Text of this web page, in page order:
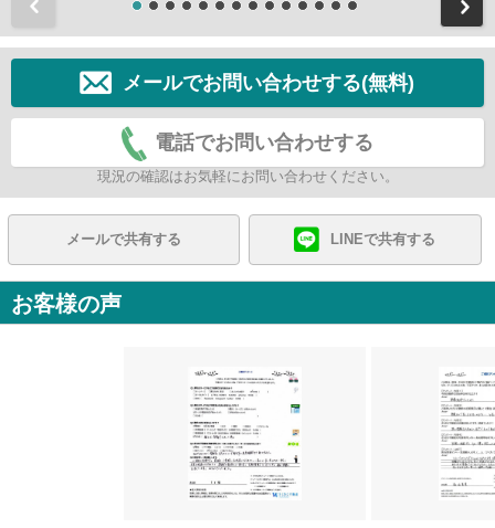
メールでお問い合わせする(無料)
電話でお問い合わせする
現況の確認はお気軽にお問い合わせください。
メールで共有する LINEで共有する
お客様の声